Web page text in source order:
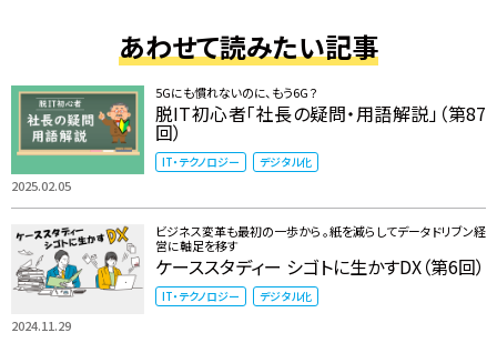
あわせて読みたい記事
2025.02.05
5Gにも慣れないのに、もう6G？
脱IT初心者「社長の疑問・用語解説」（第87
回）
IT・テクノロジー デジタル化
2024.11.29
ビジネス変革も最初の一歩から。紙を減らしてデータドリブン経
営に軸足を移す
ケーススタディー シゴトに生かすDX（第6回）
IT・テクノロジー デジタル化